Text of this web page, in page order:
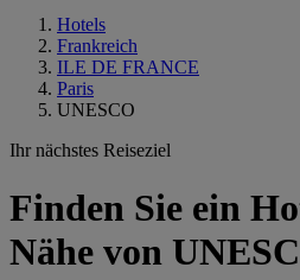
Hotels
Frankreich
ILE DE FRANCE
Paris
UNESCO
Ihr nächstes Reiseziel
Finden Sie ein
Nähe von